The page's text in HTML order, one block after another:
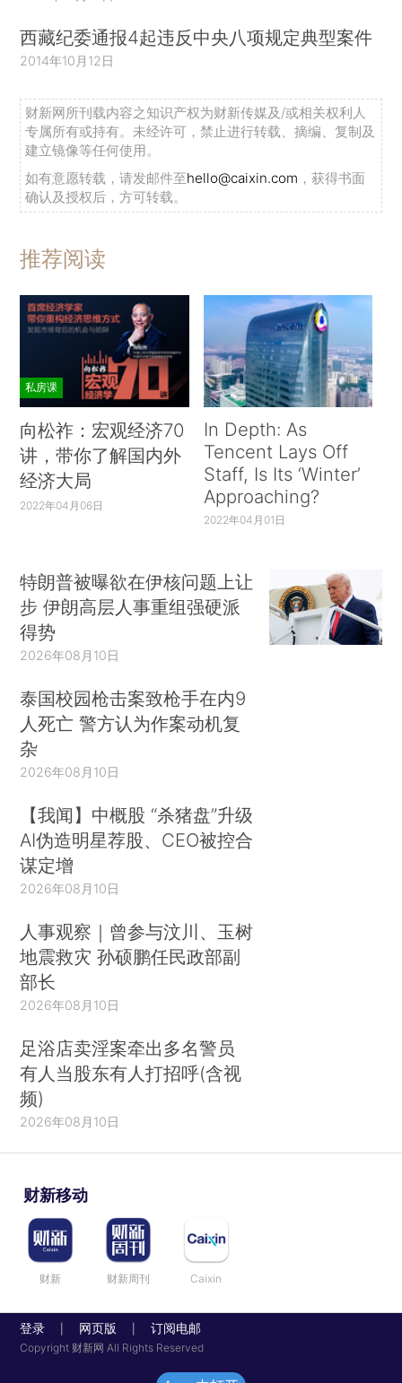
西藏纪委通报4起违反中央八项规定典型案件
2014年10月12日
财新网所刊载内容之知识产权为财新传媒及/或相关权利人
专属所有或持有。未经许可，禁止进行转载、摘编、复制及
建立镜像等任何使用。
如有意愿转载，请发邮件至hello@caixin.com ，获得书面
确认及授权后，方可转载。
推荐阅读
私房课
向松祚：宏观经济70
讲，带你了解国内外
经济大局
2022年04月06日
In Depth: As
Tencent Lays Off
Staff, Is Its ‘Winter’
Approaching?
2022年04月01日
特朗普被曝欲在伊核问题上让
步 伊朗高层人事重组强硬派
得势
2026年08月10日
泰国校园枪击案致枪手在内9
人死亡 警方认为作案动机复
杂
2026年08月10日
【我闻】中概股 “杀猪盘”升级
AI伪造明星荐股、CEO被控合
谋定增
2026年08月10日
人事观察｜曾参与汶川、玉树
地震救灾 孙硕鹏任民政部副
部长
2026年08月10日
足浴店卖淫案牵出多名警员
有人当股东有人打招呼(含视
频)
2026年08月10日
财新移动
财新 财新周刊 Caixin
登录 网页版 订阅电邮
Copyright 财新网 All Rights Reserved